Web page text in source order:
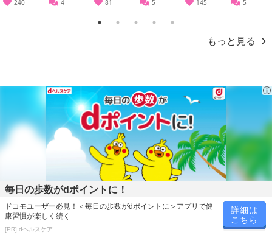
ちょっとしたおやつとして持ち運んだり、サッとおすそ分けできる
のも好評です♪
＜種なしさわやか干し梅＞
豊かな自然の恵みを閉じ込め、丹精込めて作られたこの干し梅は、
まろやかな甘酸っぱさとぽってりとした肉厚の食感が特長です。
スポーツに、おやつに、晩酌のおともに◎
ほんのり甘酸っぱくさわやかな味わい
ソフトな食感で、肉厚ほし梅！
240 4 81 5 145 5
1 2 3 4 5
もっと見る
毎日の歩数がdポイントに！
ドコモユーザー必見！＜毎日の歩数がdポイントに＞アプリで健
康習慣が楽しく続く
[PR] dヘルスケア
詳細は
こちら